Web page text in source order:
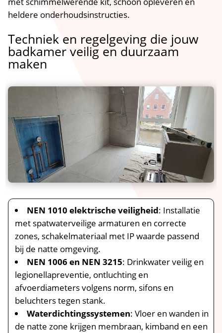
heldere onderhoudsinstructies.​
Techniek en regelgeving die jouw
badkamer veilig en duurzaam
maken
NEN 1010 elektrische veiligheid: Installatie
met spatwaterveilige armaturen en correcte
zones, schakelmateriaal met IP waarde passend
bij de natte omgeving.​
NEN 1006 en NEN 3215: Drinkwater veilig en
legionellapreventie, ontluchting en
afvoerdiameters volgens norm, sifons en
beluchters tegen stank.​
Waterdichtingssystemen: Vloer en wanden in
de natte zone krijgen membraan, kimband en een